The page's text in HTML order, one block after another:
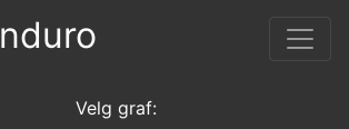
Velg graf: